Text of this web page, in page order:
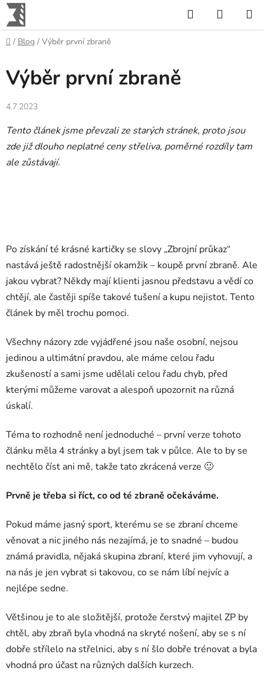
Přejít
na
obsah
Hledat
KOŠÍK
Domů
/ Blog / Výběr první zbraně
Výběr první zbraně
4.7.2023
Tento článek jsme převzali ze starých stránek, proto jsou
zde již dlouho neplatné ceny střeliva, poměrné rozdíly tam
ale zůstávají.
Po získání té krásné kartičky se slovy „Zbrojní průkaz“
nastává ještě radostnější okamžik – koupě první zbraně. Ale
jakou vybrat? Někdy mají klienti jasnou představu a vědí co
chtějí, ale častěji spíše takové tušení a kupu nejistot. Tento
článek by měl trochu pomoci.
Všechny názory zde vyjádřené jsou naše osobní, nejsou
jedinou a ultimátní pravdou, ale máme celou řadu
zkušeností a sami jsme udělali celou řadu chyb, před
kterými můžeme varovat a alespoň upozornit na různá
úskalí.
Téma to rozhodně není jednoduché – první verze tohoto
článku měla 4 stránky a byl jsem tak v půlce. Ale to by se
nechtělo číst ani mě, takže tato zkrácená verze 🙂
Prvně je třeba si říct, co od té zbraně očekáváme.
Pokud máme jasný sport, kterému se se zbraní chceme
věnovat a nic jiného nás nezajímá, je to snadné – budou
známá pravidla, nějaká skupina zbraní, které jim vyhovují, a
na nás je jen vybrat si takovou, co se nám líbí nejvíc a
nejlépe sedne.
Většinou je to ale složitější, protože čerstvý majitel ZP by
chtěl, aby zbraň byla vhodná na skryté nošení, aby se s ní
dobře střílelo na střelnici, aby s ní šlo dobře trénovat a byla
vhodná pro účast na různých dalších kurzech.